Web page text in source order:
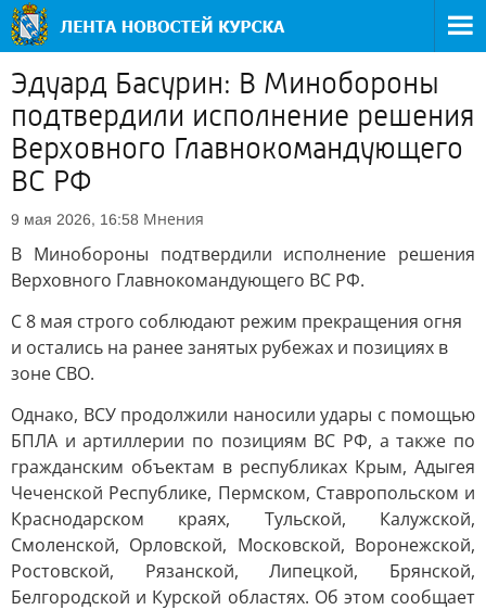
Эдуард Басурин: В Минобороны
подтвердили исполнение решения
Верховного Главнокомандующего
ВС РФ
9 мая 2026, 16:58 Мнения
В Минобороны подтвердили исполнение решения
Верховного Главнокомандующего ВС РФ.
С 8 мая строго соблюдают режим прекращения огня
и остались на ранее занятых рубежах и позициях в
зоне СВО.
Однако, ВСУ продолжили наносили удары с помощью
БПЛА и артиллерии по позициям ВС РФ, а также по
гражданским объектам в республиках Крым, Адыгея
Чеченской Республике, Пермском, Ставропольском и
Краснодарском краях, Тульской, Калужской,
Смоленской, Орловской, Московской, Воронежской,
Ростовской, Рязанской, Липецкой, Брянской,
Белгородской и Курской областях. Об этом сообщает